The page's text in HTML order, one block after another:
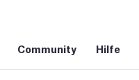
Community Hilfe